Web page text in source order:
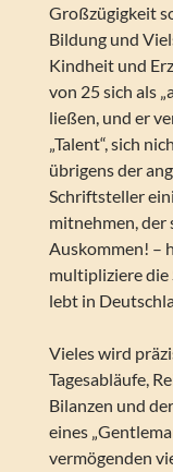
Großzügigkeit
Bildung und
Kindheit und
von 25 sich als
ließen, und er
„Talent“, sich
übrigens der
Schriftsteller
mitnehmen, der
Auskommen! –
multipliziere die
lebt in
Vieles wird
Tagesabläufe,
Bilanzen und
eines
vermögenden